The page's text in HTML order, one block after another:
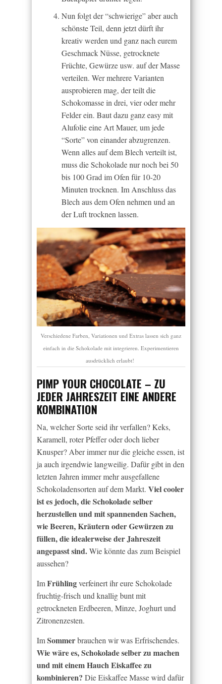
Nun folgt der “schwierige” aber auch
schönste Teil, denn jetzt dürft ihr
kreativ werden und ganz nach eurem
Geschmack Nüsse, getrocknete
Früchte, Gewürze usw. auf der Masse
verteilen. Wer mehrere Varianten
ausprobieren mag, der teilt die
Schokomasse in drei, vier oder mehr
Felder ein. Baut dazu ganz easy mit
Alufolie eine Art Mauer, um jede
“Sorte” von einander abzugrenzen.
Wenn alles auf dem Blech verteilt ist,
muss die Schokolade nur noch bei 50
bis 100 Grad im Ofen für 10-20
Minuten trocknen. Im Anschluss das
Blech aus dem Ofen nehmen und an
der Luft trocknen lassen.
Verschiedene Farben, Variationen und Extras lassen sich ganz
einfach in die Schokolade mit integrieren. Experimentieren
ausdrücklich erlaubt!
PIMP YOUR CHOCOLATE – ZU
JEDER JAHRESZEIT EINE ANDERE
KOMBINATION
Na, welcher Sorte seid ihr verfallen? Keks,
Karamell, roter Pfeffer oder doch lieber
Knusper? Aber immer nur die gleiche essen, ist
ja auch irgendwie langweilig. Dafür gibt in den
letzten Jahren immer mehr ausgefallene
Schokoladensorten auf dem Markt. Viel cooler
ist es jedoch, die Schokolade selber
herzustellen und mit spannenden Sachen,
wie Beeren, Kräutern oder Gewürzen zu
füllen, die idealerweise der Jahreszeit
angepasst sind.Wie könnte das zum Beispiel
aussehen?
ImFrühlingverfeinert ihr eure Schokolade
fruchtig-frisch und knallig bunt mit
getrockneten Erdbeeren, Minze, Joghurt und
Zitronenzesten.
ImSommerbrauchen wir was Erfrischendes.
Wie wäre es, Schokolade selber zu machen
und mit einem Hauch Eiskaffee zu
kombinieren? Die Eiskaffee Masse wird dafür